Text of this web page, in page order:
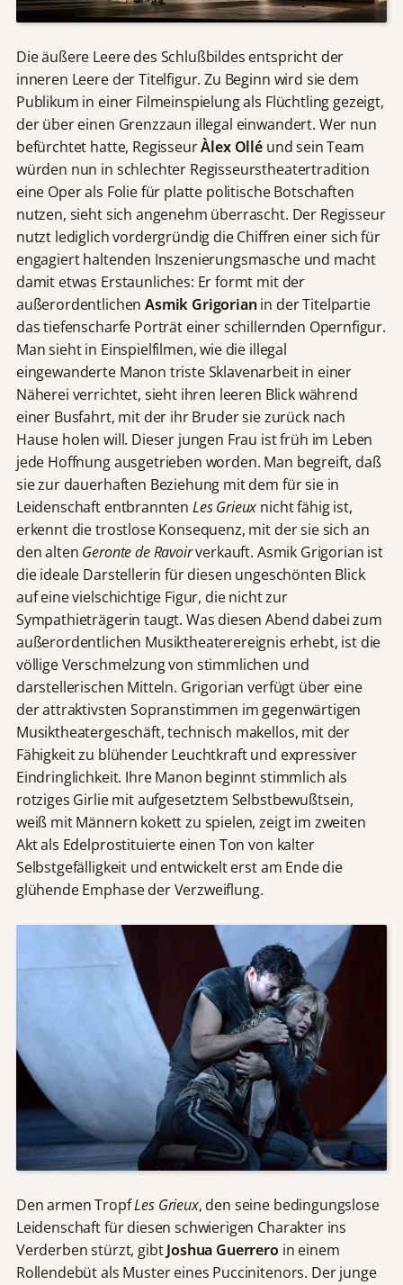
Die äußere Leere des Schlußbildes entspricht der
inneren Leere der Titelfigur. Zu Beginn wird sie dem
Publikum in einer Filmeinspielung als Flüchtling gezeigt,
der über einen Grenzzaun illegal einwandert. Wer nun
befürchtet hatte, RegisseurÀlex Ollé und sein Team
würden nun in schlechter Regisseurstheatertradition
eine Oper als Folie für platte politische Botschaften
nutzen, sieht sich angenehm überrascht. Der Regisseur
nutzt lediglich vordergründig die Chiffren einer sich für
engagiert haltenden Inszenierungsmasche und macht
damit etwas Erstaunliches: Er formt mit der
außerordentlichenAsmik Grigorianin der Titelpartie
das tiefenscharfe Porträt einer schillernden Opernfigur.
Man sieht in Einspielfilmen, wie die illegal
eingewanderte Manon triste Sklavenarbeit in einer
Näherei verrichtet, sieht ihren leeren Blick während
einer Busfahrt, mit der ihr Bruder sie zurück nach
Hause holen will. Dieser jungen Frau ist früh im Leben
jede Hoffnung ausgetrieben worden. Man begreift, daß
sie zur dauerhaften Beziehung mit dem für sie in
Leidenschaft entbrannten Les Grieux nicht fähig ist,
erkennt die trostlose Konsequenz, mit der sie sich an
den alten Geronte de Ravoirverkauft. Asmik Grigorian ist
die ideale Darstellerin für diesen ungeschönten Blick
auf eine vielschichtige Figur, die nicht zur
Sympathieträgerin taugt. Was diesen Abend dabei zum
außerordentlichen Musiktheaterereignis erhebt, ist die
völlige Verschmelzung von stimmlichen und
darstellerischen Mitteln. Grigorian verfügt über eine
der attraktivsten Sopranstimmen im gegenwärtigen
Musiktheatergeschäft, technisch makellos, mit der
Fähigkeit zu blühender Leuchtkraft und expressiver
Eindringlichkeit. Ihre Manon beginnt stimmlich als
rotziges Girlie mit aufgesetztem Selbstbewußtsein,
weiß mit Männern kokett zu spielen, zeigt im zweiten
Akt als Edelprostituierte einen Ton von kalter
Selbstgefälligkeit und entwickelt erst am Ende die
glühende Emphase der Verzweiflung.
Den armen TropfLes Grieux, den seine bedingungslose
Leidenschaft für diesen schwierigen Charakter ins
Verderben stürzt, gibtJoshua Guerrero in einem
Rollendebüt als Muster eines Puccinitenors. Der junge